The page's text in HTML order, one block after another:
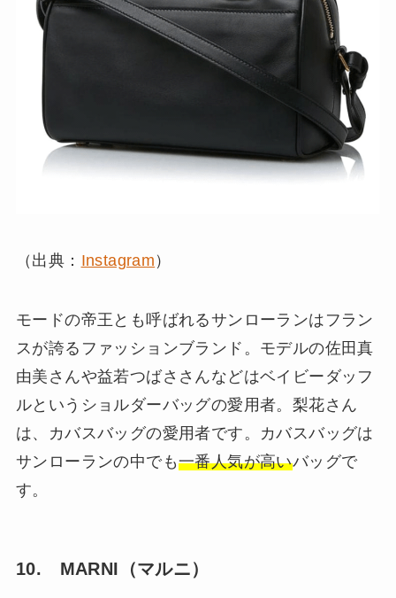
（出典： Instagram ）
モードの帝王とも呼ばれるサンローランはフラン
スが誇るファッションブランド。モデルの佐田真
由美さんや益若つばささんなどはベイビーダッフ
ルというショルダーバッグの愛用者。梨花さん
は、カバスバッグの愛用者です。カバスバッグは
サンローランの中でも一番人気が高いバッグで
す。
10. MARNI（マルニ）